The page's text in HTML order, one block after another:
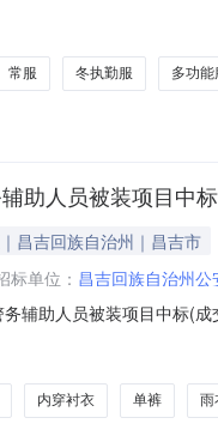
果:序号标项名称废标理
常服 冬执勤服 多功能
助人员被装项目中
昌吉回族自治州｜昌吉市
标单位： 昌吉回族自治州公
辅助人员被装项目中标(
废标结果:序号标项名称
内穿衬衣 单裤 雨